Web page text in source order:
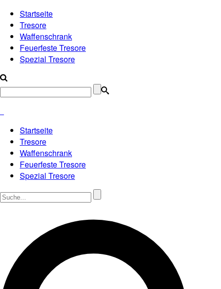
Startseite
Tresore
Waffenschrank
Feuerfeste Tresore
Spezial Tresore
Startseite
Tresore
Waffenschrank
Feuerfeste Tresore
Spezial Tresore